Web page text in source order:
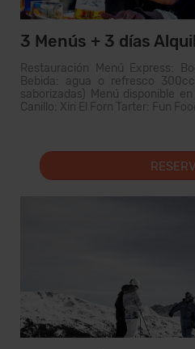
3 Menús + 3 días
Restauración Menú Express:
Bebida: agua o refresco
saborizadas) Menú disponible
Canillo: Xiri El Forn Tarter: Fun